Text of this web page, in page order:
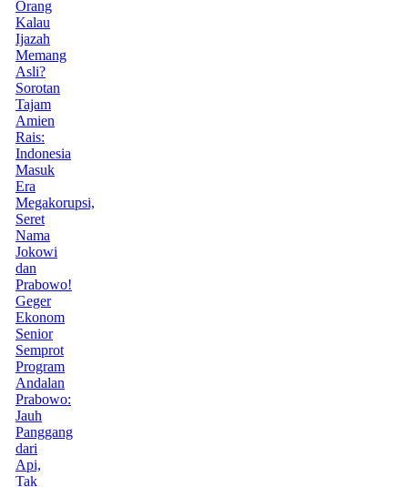
Orang
Kalau
Ijazah
Memang
Asli?
Sorotan
Tajam
Amien
Rais:
Indonesia
Masuk
Era
Megakorupsi,
Seret
Nama
Jokowi
dan
Prabowo!
Geger
Ekonom
Senior
Semprot
Program
Andalan
Prabowo:
Jauh
Panggang
dari
Api,
Tak